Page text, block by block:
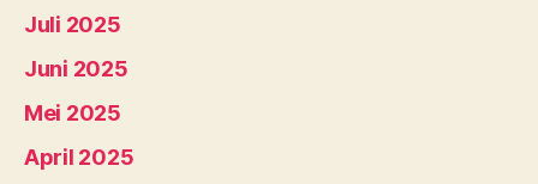
Juli 2025
Juni 2025
Mei 2025
April 2025